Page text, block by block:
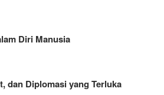
Diri Manusia
dan Diplomasi yang Terluka